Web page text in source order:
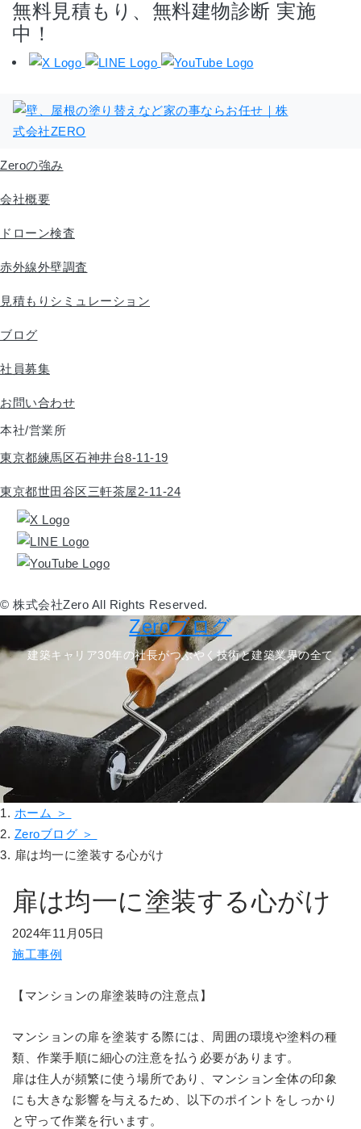
無料見積もり、無料建物診断 実施
中！
Zeroの強み
会社概要
ドローン検査
赤外線外壁調査
見積もりシミュレーション
ブログ
社員募集
お問い合わせ
本社/営業所
東京都練馬区石神井台8-11-19
東京都世田谷区三軒茶屋2-11-24
© 株式会社Zero All Rights Reserved.
Zeroブログ
建築キャリア30年の社長がつぶやく技術と建築業界の全て
ホーム ＞
Zeroブログ ＞
扉は均一に塗装する心がけ
扉は均一に塗装する心がけ
2024年11月05日
施工事例
【マンションの扉塗装時の注意点】
マンションの扉を塗装する際には、周囲の環境や塗料の種
類、作業手順に細心の注意を払う必要があります。
扉は住人が頻繁に使う場所であり、マンション全体の印象
にも大きな影響を与えるため、以下のポイントをしっかり
と守って作業を行います。